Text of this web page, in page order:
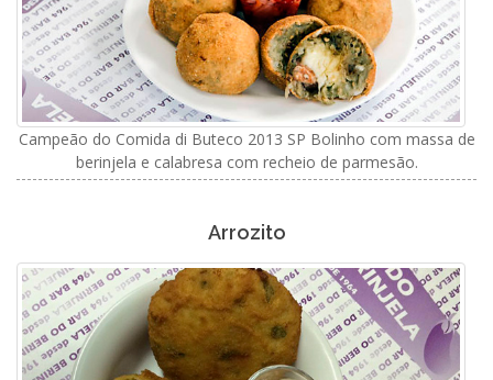
Campeão do Comida di Buteco 2013 SP Bolinho com massa de
berinjela e calabresa com recheio de parmesão.
Arrozito